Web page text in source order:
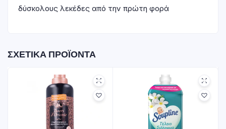
δύσκολους λεκέδες από την πρώτη φορά
ΣΧΕΤΙΚΆ ΠΡΟΪΌΝΤΑ